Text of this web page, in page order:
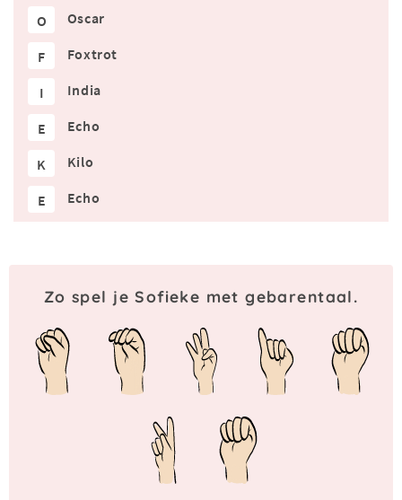
O Oscar
F Foxtrot
I India
E Echo
K Kilo
E Echo
Zo spel je Sofieke met gebarentaal.